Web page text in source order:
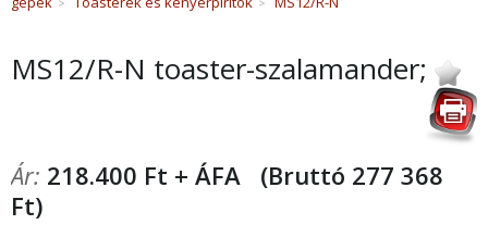
MS12/R-N toaster-szalamander;
Ár: 218.400 Ft + ÁFA (Bruttó 277 368
Ft)